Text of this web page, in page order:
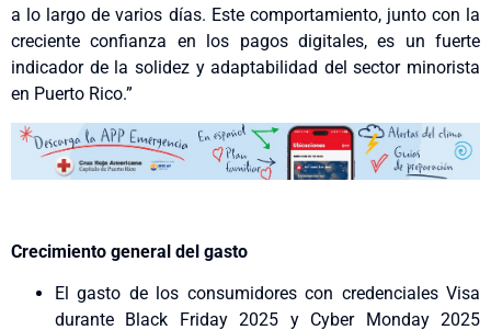
a lo largo de varios días. Este comportamiento, junto con la
creciente confianza en los pagos digitales, es un fuerte
indicador de la solidez y adaptabilidad del sector minorista
en Puerto Rico.”
Crecimiento general del gasto
El gasto de los consumidores con credenciales Visa
durante Black Friday 2025 y Cyber Monday 2025